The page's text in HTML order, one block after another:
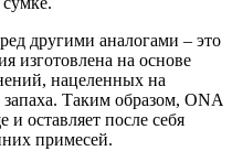
другими аналогами – это
изготовлена на основе
нацеленных на
Таким образом, ONA
и оставляет после себя
примесей.